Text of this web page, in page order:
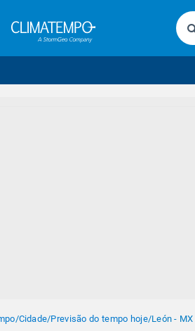
/Cidade/Previsão do tempo hoje/León - MX